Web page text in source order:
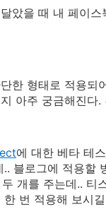
았을 때 내 페이
한 형태로 적용되
아주 궁금해진
에 대한 베타 테
블로그에 적용할
개를 주는데.. 티
번 적용해 보시